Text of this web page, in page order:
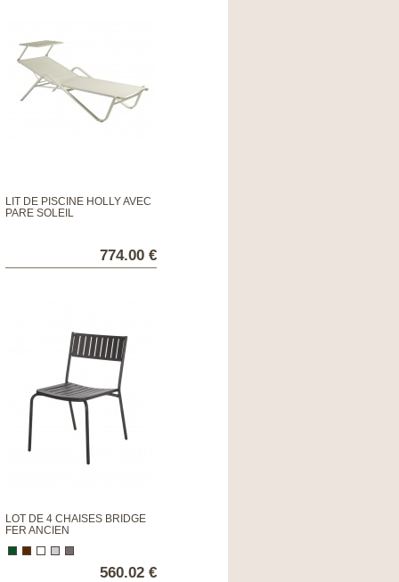
LIT DE PISCINE HOLLY AVEC
PARE SOLEIL
774.00 €
LOT DE 4 CHAISES BRIDGE
FER ANCIEN
560.02 €